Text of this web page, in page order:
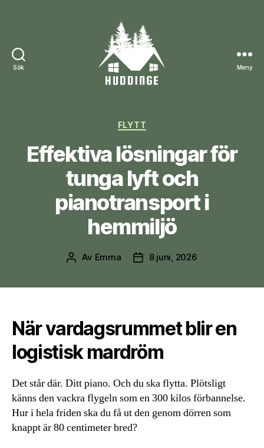
Sök Meny
Kategorier
FLYTT
Effektiva lösningar för
tunga lyft och
pianotransport i
hemmiljö
Inläggsförfattare
Av Emma Inläggsdatum
8 juni, 2026
När vardagsrummet blir en
logistisk mardröm
Det står där. Ditt piano. Och du ska flytta. Plötsligt
känns den vackra flygeln som en 300 kilos förbannelse.
Hur i hela friden ska du få ut den genom dörren som
knappt är 80 centimeter bred?